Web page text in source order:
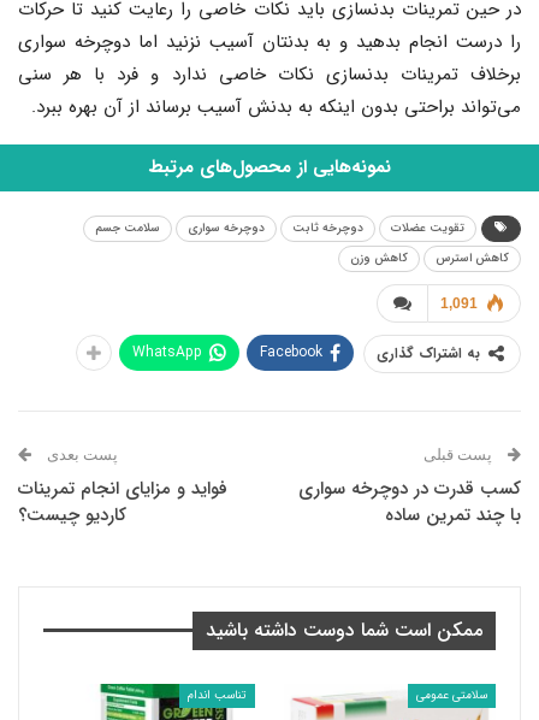
در حین تمرینات بدنسازی باید نکات خاصی را رعایت کنید تا حرکات
را درست انجام بدهید و به بدنتان آسیب نزنید اما دوچرخه سواری
برخلاف تمرینات بدنسازی نکات خاصی ندارد و فرد با هر سنی
می‌تواند براحتی بدون اینکه به بدنش آسیب برساند از آن بهره ببرد.
نمونه‌هایی از محصول‌های مرتبط
تقویت عضلات دوچرخه ثابت دوچرخه سواری
سلامت جسم
کاهش استرس
کاهش وزن
1,091
به اشتراک گذاری Facebook
WhatsApp
پست قبلی
کسب قدرت در دوچرخه سواری
با چند تمرین ساده
پست بعدی
فواید و مزایای انجام تمرینات
کاردیو چیست؟
ممکن است شما دوست داشته باشید
سلامتی عمومی تناسب اندام